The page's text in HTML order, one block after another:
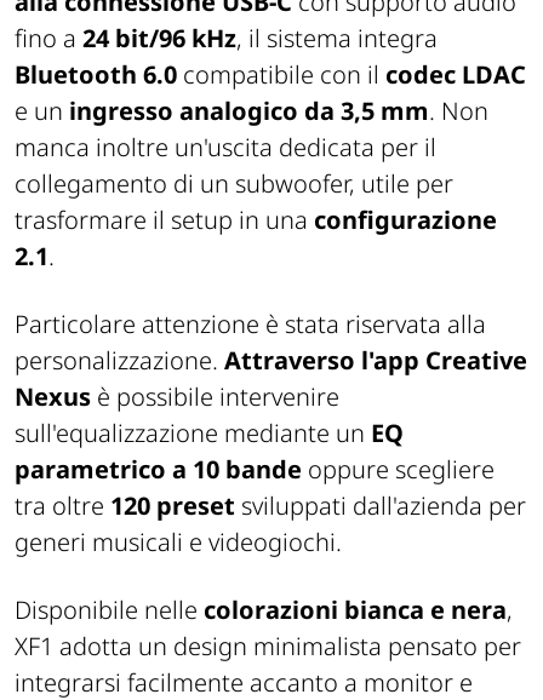
fino a 24 bit/96 kHz, il sistema integra
Bluetooth 6.0 compatibile con il codec LDAC
e un ingresso analogico da 3,5 mm. Non
manca inoltre un'uscita dedicata per il
collegamento di un subwoofer, utile per
trasformare il setup in una configurazione
2.1.
Particolare attenzione è stata riservata alla
personalizzazione. Attraverso l'app Creative
Nexus è possibile intervenire
sull'equalizzazione mediante un EQ
parametrico a 10 bande oppure scegliere
tra oltre 120 preset sviluppati dall'azienda per
generi musicali e videogiochi.
Disponibile nelle colorazioni bianca e nera,
XF1 adotta un design minimalista pensato per
integrarsi facilmente accanto a monitor e